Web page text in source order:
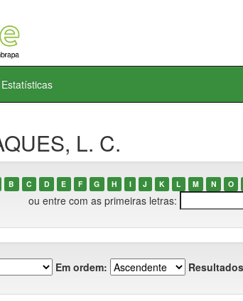
Estatísticas
L. C.
B C D E F G H I J K L M N O
ou entre com as primeiras letras:
Em ordem: